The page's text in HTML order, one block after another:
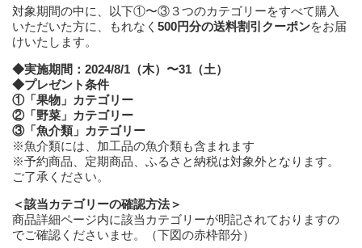
対象期間の中に、以下①〜③３つのカテゴリーをすべて購入
いただいた方に、もれなく 500円分の送料割引クーポンをお届
けいたします。
◆実施期間：2024/8/1（木）〜31（土）
◆プレゼント条件
①「果物」カテゴリー
②「野菜」カテゴリー
③「魚介類」カテゴリー
※魚介類には、加工品の魚介類も含まれます
※予約商品、定期商品、ふるさと納税は対象外となります。
ご了承ください。
＜該当カテゴリーの確認方法＞
商品詳細ページ内に該当カテゴリーが明記されておりますの
でご確認くださいませ。（下図の赤枠部分）